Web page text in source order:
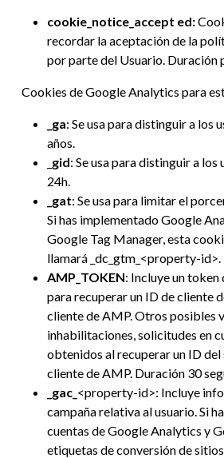
cookie_notice_accept ed:
recordar la aceptación de la
por parte del Usuario. Duración
Cookies de Google Analytics para
_ga: Se usa para distinguir a los
años.
gid: Se usa para distinguir a los
24h.
_gat: Se usa para limitar el
Si has implementado Google
Google Tag Manager, esta
llamará _dc_gtm_<property-id>.
AMP_TOKEN: Incluye un token
para recuperar un ID de cliente
cliente de AMP. Otros posibles
inhabilitaciones, solicitudes en
obtenidos al recuperar un ID
cliente de AMP. Duración 30
_gac_ <property-id>: Incluye
campaña relativa al usuario. Si
cuentas de Google Analytics y
etiquetas de conversión de